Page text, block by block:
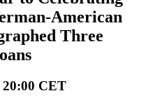
American
Three
20:00 CET